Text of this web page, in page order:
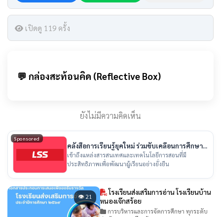
เปิดดู 119 ครั้ง
💬 กล่องสะท้อนคิด (Reflective Box)
ยังไม่มีความคิดเห็น
Sponsored
คลังสื่อการเรียนรู้ยุคใหม่ ร่วมขับเคลื่อนการศึกษา
ไทย
เข้าถึงแหล่งสารสนเทศและเทคโนโลยีการสอนที่มี
ประสิทธิภาพเพื่อพัฒนาผู้เรียนอย่างยั่งยืน
👁 21
โรงเรียนส่งเสริมการอ่าน โรงเรียนบ้าน
หนองเจ๊กสร้อย
การบริหารและการจัดการศึกษา ทุกระดับ